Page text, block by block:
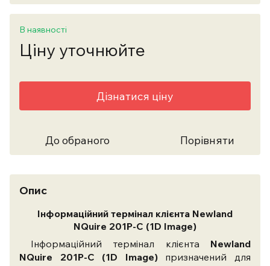
В наявності
Ціну уточнюйте
Дізнатися ціну
До обраного Порівняти
Опис
Інформаційний термінал клієнта Newland
NQuire 201P-C (1D Image)
Інформаційний термінал клієнта Newland
NQuire 201P-C (1D Image)призначений для